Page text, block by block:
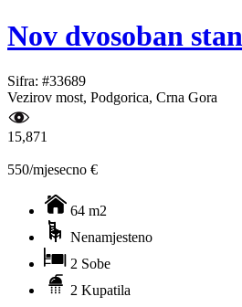
Nov dvosoban
Sifra: #33689
Vezirov most, Podgorica, Crna Gora
15,871
550/mjesecno €
64 m2
Nenamjesteno
2 Sobe
2 Kupatila